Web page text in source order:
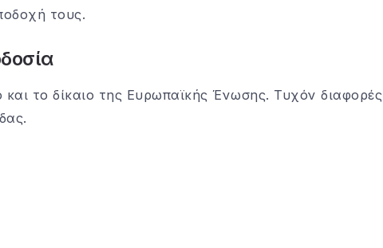
τους.
και το δίκαιο της Ευρωπαϊκής Ένωσης. Τυχόν διαφορές